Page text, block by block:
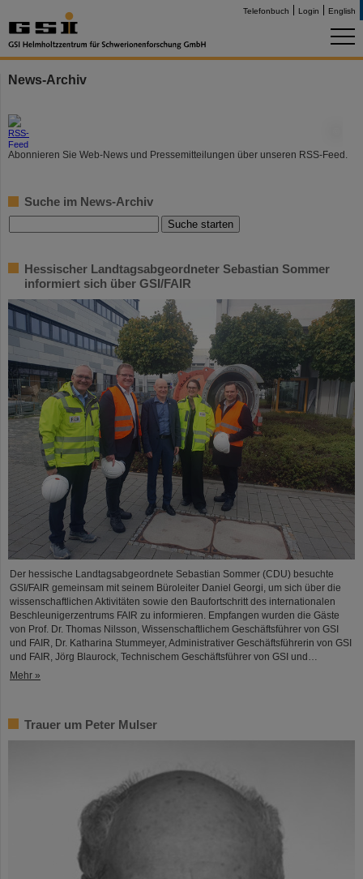
Telefonbuch Login English
News-Archiv
Abonnieren Sie Web-News und Pressemitteilungen über unseren RSS-Feed.
Suche im News-Archiv
Hessischer Landtagsabgeordneter Sebastian Sommer
informiert sich über GSI/FAIR
Der hessische Landtagsabgeordnete Sebastian Sommer (CDU) besuchte
GSI/FAIR gemeinsam mit seinem Büroleiter Daniel Georgi, um sich über die
wissenschaftlichen Aktivitäten sowie den Baufortschritt des internationalen
Beschleunigerzentrums FAIR zu informieren. Empfangen wurden die Gäste
von Prof. Dr. Thomas Nilsson, Wissenschaftlichem Geschäftsführer von GSI
und FAIR, Dr. Katharina Stummeyer, Administrativer Geschäftsführerin von GSI
und FAIR, Jörg Blaurock, Technischem Geschäftsführer von GSI und…
Mehr »
Trauer um Peter Mulser